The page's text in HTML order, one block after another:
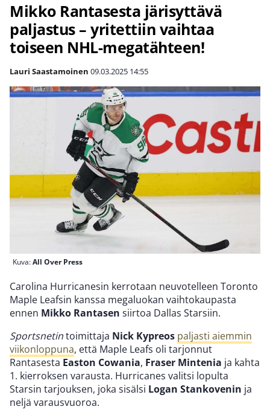
Mikko Rantasesta järisyttävä
paljastus – yritettiin vaihtaa
toiseen NHL-megatähteen!
Lauri Saastamoinen 09.03.2025 14:55
Kuva:All Over Press
Carolina Hurricanesin kerrotaan neuvotelleen Toronto
Maple Leafsin kanssa megaluokan vaihtokaupasta
ennen Mikko Rantasen siirtoa Dallas Starsiin.
Sportsnetintoimittaja Nick Kypreos paljasti aiemmin
viikonloppuna, että Maple Leafs oli tarjonnut
Rantasesta Easton Cowania, Fraser Mintenia ja kahta
1. kierroksen varausta. Hurricanes valitsi lopulta
Starsin tarjouksen, joka sisälsi Logan Stankovenin ja
neljä varausvuoroa.